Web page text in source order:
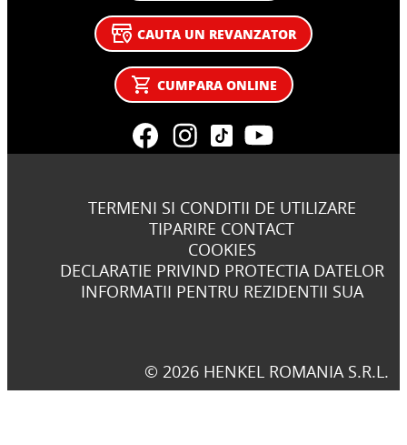
CAUTA UN REVANZATOR
CUMPARA ONLINE
TERMENI SI CONDITII DE UTILIZARE
TIPARIRE CONTACT
COOKIES
DECLARATIE PRIVIND PROTECTIA DATELOR
INFORMATII PENTRU REZIDENTII SUA
© 2026 HENKEL ROMANIA S.R.L.